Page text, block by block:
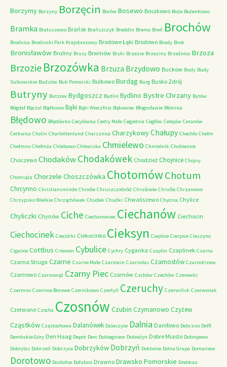
Borzymy Borzyny Borzęcin Borów Bosewo Boszkowo Boże Bożenkowo
Bramka Bratuszewo Brańsk Brańszczyk Breddin Brema Breń Brochów
Brodnica Brodnicki Park Krajobrazowy Brodowe Łąki Brodowo Brody Brok
Bronisławów Bruliny Brusy Brwinów Bryki Brzezie Brzeziny Brzeźnica Brzoza
Brzozie Brzozówka Brzuza Brzydowo Buckow Budy Budy
Sulkowskie Budzów Buk Pomorski Bulkowo Burdąg Burg Busko Zdrój
Butryny Butzow Bydgoszcz Bydlin Bydlino Bystre Chrzany Bytów
Bógdał Bączal Bądkowo Bąki Bąki Wieczfnia Bąkowiec Błogosławie Błotnica
Błędowo Błędówko Cecylówka Cedry Małe Cegielnia Cegłów Celejów Ceranów
Cerkwica Chalin Charlottenlund Charsznica CharzykowyChałupy Chechło Chełm
Chełmno Chełmża Chlebowo Chlewiska Chmielewo Chmielnik Chobienice
Choczewo ChodakówChodakówek Chodzież Chojnice Chojny
Chomiąża Chorzele Choszczówka ChotomówChotum
Chrcynno Christiansminde Chrośle Chruszczobród Chruściele Chruśle Chrzanowo
Chrzypsko Wielkie Chrząchówek Chudek Chudki Chwaliszewo Chycina Chylice
Chyliczki Chynów Ciche Ciechanowiec Ciechanów Ciechocin
Ciechocinek Cieciórki Ciekocinko Cieksyn Cieplice Cierpice Cieszyno
Cigacice Cottbus Criewen Cybulice Cychry Cyganka Czaplin Czaplinek Czarna
Czarna Struga Czarne Czarne Małe Czarnocin Czarnolas Czarnostów Czarnotrzew
Czarnowo Czarnowąż Czarny Piec Czarnów Czchów Czechów Czerewki
Czermno Czernice Borowe Czernikowo Czertyń Czeruchy Czerwińsk Czerwonak
Czerwone Czocha Czosnów Czubin Czymanowo Czyżew
Cząstków Częstochowa Dalanówek Daleszyce Dalnia Daniłowo Debrzno Delft
Dembskie Góry Den Haag Depot Derc Dobiegniew Dobieżyn Dobre Miasto Dobrojewo
Dobrylas Dobrzeń Dobrzyca Dobrzyków Dobrzyń Doktorce Dolna Grupa Domaniew
Dorotowo Dosłońce Dołubno Drawno Drawsko Pomorskie Drebkau